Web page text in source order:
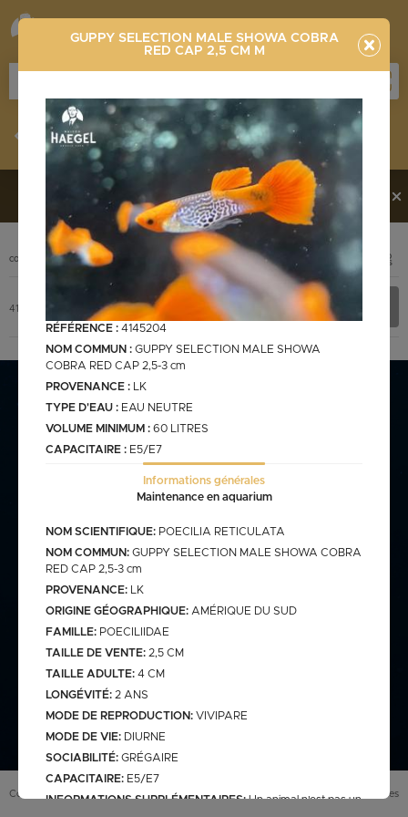
GUPPY SELECTION MALE SHOWA COBRA
RED CAP 2,5 CM M
RÉFÉRENCE : 4145204
NOM COMMUN : GUPPY SELECTION MALE SHOWA
COBRA RED CAP 2,5-3 cm
PROVENANCE : LK
TYPE D'EAU : EAU NEUTRE
VOLUME MINIMUM : 60 LITRES
CAPACITAIRE : E5/E7
Informations générales
Maintenance en aquarium
NOM SCIENTIFIQUE: POECILIA RETICULATA
NOM COMMUN: GUPPY SELECTION MALE SHOWA COBRA
RED CAP 2,5-3 cm
PROVENANCE: LK
ORIGINE GÉOGRAPHIQUE: AMÉRIQUE DU SUD
FAMILLE: POECILIIDAE
TAILLE DE VENTE: 2,5 CM
TAILLE ADULTE: 4 CM
LONGÉVITÉ: 2 ANS
MODE DE REPRODUCTION: VIVIPARE
MODE DE VIE: DIURNE
SOCIABILITÉ: GRÉGAIRE
CAPACITAIRE: E5/E7
INFORMATIONS SUPPLÉMENTAIRES:Un animal n'est pas un
Stocklist Recherche
Vous souhaitez en découvrir davantage ?
Contactez-
nous !
Stocklist complète
Stocklist Français
FRANCO CUMULABLE AVEC LES POISSONS/ FRANCO
gamme verte
koï elv francais
saison bassin
carpe koi sur photo (a
web)
elv francais
elv pologne
discus elv asiatique
Eau douce
CODE DÉSIGNATION
PHOTO
+ INFOS
4145204 GUPPY SELECTION MALE SHOWA COBRA RED CAP 2,5 cm M
commande@haegel.fr
Conditions générales de vente (CGV) Mentions légales